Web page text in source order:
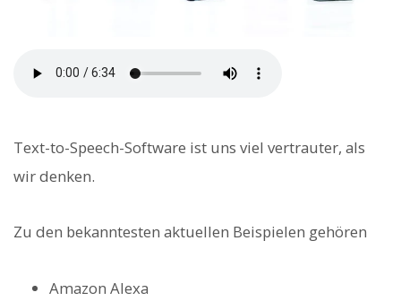
Text-to-Speech-Software ist uns viel vertrauter, als
wir denken.
Zu den bekanntesten aktuellen Beispielen gehören
Amazon Alexa